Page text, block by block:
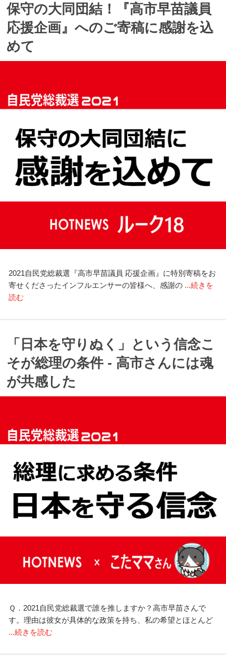
保守の大同団結！『高市早苗議員
応援企画』へのご寄稿に感謝を込
めて
2021自民党総裁選『高市早苗議員 応援企画』に特別寄稿をお
寄せくださったインフルエンサーの皆様へ、感謝の ...続きを
読む
「日本を守りぬく」という信念こ
そが総理の条件 - 高市さんには魂
が共感した
Ｑ．2021自民党総裁選で誰を推しますか？高市早苗さんで
す。理由は彼女が具体的な政策を持ち、私の希望とほとんど
...続きを読む